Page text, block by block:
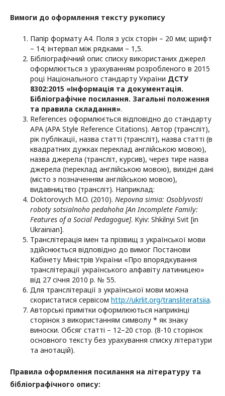
Вимоги до оформлення тексту рукопису
Папір формату А4. Поля з усіх сторін – 20 мм; шрифт
– 14; інтервал між рядками – 1,5.
Бібліографічний опис списку використаних джерел
оформлюється з урахуванням розробленого в 2015
році Національного стандарту України ДСТУ
8302:2015 «Інформація та документація.
Бібліографічне посилання. Загальні положення
та правила складання».
References оформлюється відповідно до стандарту
АРА (APA Style Reference Citations). Автор (трансліт),
рік публікації, назва статті (трансліт), назва статті (в
квадратних дужках переклад англійською мовою),
назва джерела (трансліт, курсив), через тире назва
джерела (переклад англійською мовою), вихідні дані
(місто з позначенням англійською мовою),
видавництво (трансліт). Наприклад:
Doktorovych M.O. (2010). Nepovna simia: Osoblyvosti
roboty sotsialnoho pedahoha [An Incomplete Family:
Features of a Social Pedagogue]. Kyiv: Shkilnyi Svit [in
Ukrainian].
Транслітерація імен та прізвищ з української мови
здійснюється відповідно до вимог Постанови
Кабінету Міністрів України «Про впорядкування
транслітерації українського алфавіту латиницею»
від 27 січня 2010 р. № 55.
Для транслітерації з української мови можна
скористатися сервісом http://ukrlit.org/transliteratsiia.
Авторські примітки оформлюються наприкінці
сторінок з використанням символу * як знаку
виноски. Обсяг статті – 12–20 стор. (8-10 сторінок
основного тексту без урахування списку літератури
та анотацій).
Правила оформлення посилання на літературу та
бібліографічного опису: